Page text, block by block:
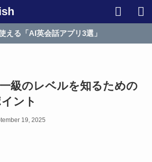
える「AI英会話アプリ3選」
級のレベルを知るための
ント
19, 2025